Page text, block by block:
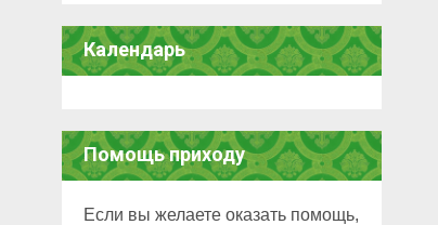
Календарь
Помощь приходу
Если вы желаете оказать помощь,